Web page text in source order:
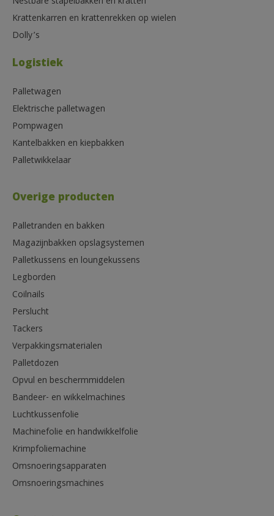
Krattenkarren en krattenrekken op wielen
Dolly’s
Logistiek
Palletwagen
Elektrische palletwagen
Pompwagen
Kantelbakken en kiepbakken
Palletwikkelaar
Overige producten
Palletranden en bakken
Magazijnbakken opslagsystemen
Palletkussens en loungekussens
Legborden
Coilnails
Perslucht
Tackers
Verpakkingsmaterialen
Palletdozen
Opvul en beschermmiddelen
Bandeer- en wikkelmachines
Luchtkussenfolie
Machinefolie en handwikkelfolie
Krimpfoliemachine
Omsnoeringsapparaten
Omsnoeringsmachines